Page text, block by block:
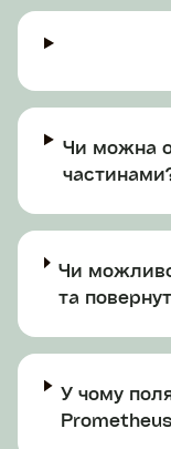
Чи можна
Чи
та
У чому